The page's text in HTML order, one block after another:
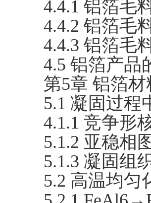
4.4.1 铝箔毛
4.4.2 铝箔毛
4.4.3 铝箔毛
4.5 铝箔产品
第5章 铝箔
5.1 凝固过程
4.1.1 竞争形
5.1.2 亚稳相图
5.1.3 凝固组
5.2 高温均匀